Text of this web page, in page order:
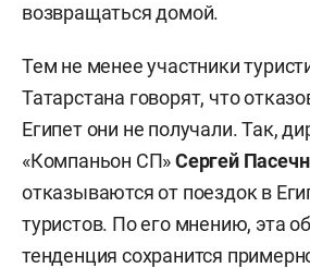
возвращаться домой.
Тем не менее участники
Татарстана говорят, что
Египет они не получали. Так,
«Компаньон СП»Сергей
отказываются от поездок в
туристов. По его мнению, эта
тенденция сохранится